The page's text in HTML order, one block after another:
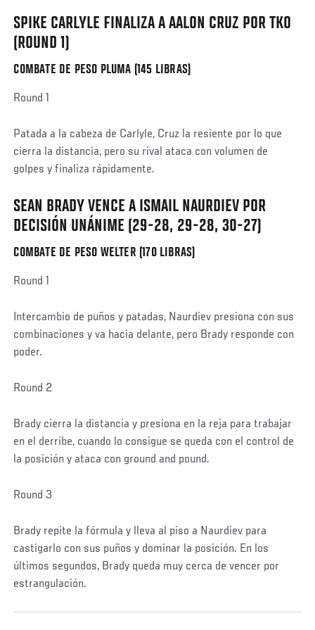
SPIKE CARLYLE FINALIZA A AALON CRUZ POR TKO
(ROUND 1)
COMBATE DE PESO PLUMA (145 LIBRAS)
Social
Round 1
Patada a la cabeza de Carlyle, Cruz la resiente por lo que
cierra la distancia, pero su rival ataca con volumen de
golpes y finaliza rápidamente.
SEAN BRADY VENCE A ISMAIL NAURDIEV POR
DECISIÓN UNÁNIME (29-28, 29-28, 30-27)
COMBATE DE PESO WELTER (170 LIBRAS)
Social
Round 1
Intercambio de puños y patadas, Naurdiev presiona con sus
combinaciones y va hacia delante, pero Brady responde con
poder.
Round 2
Brady cierra la distancia y presiona en la reja para trabajar
en el derribe, cuando lo consigue se queda con el control de
la posición y ataca con ground and pound.
Round 3
Brady repite la fórmula y lleva al piso a Naurdiev para
castigarlo con sus puños y dominar la posición. En los
últimos segundos, Brady queda muy cerca de vencer por
estrangulación.